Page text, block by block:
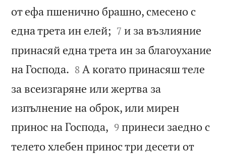
от ефа пшенично брашно, смесено с
една трета ин елей; 

7 и за възлияние
принасяй една трета ин за благоухание
на Господа. 

8 А когато принасяш теле
за всеизгаряне или жертва за
изпълнение на оброк, или мирен
принос на Господа, 

9 принеси заедно с
телето хлебен принос три десети от